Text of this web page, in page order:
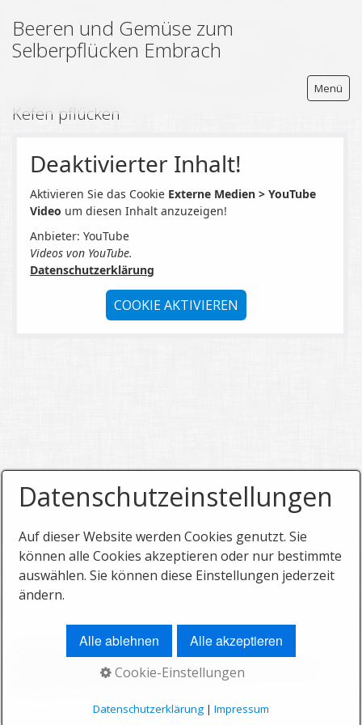
Beeren und Gemüse zum
Selberpflücken Embrach
Menü
beeren.ch
Zum Selberpflücken
Wie pflücke ich Beeren und Gemüse ?
Erdbeeren
Himbeeren
Johannisbeeren pflücken
Rorter Schnittmangold
Zwiebel
Basilikum
Kräuter
Rondini
Zuccetti schneiden
Gurken schneiden
Kefen pflücken
Zucchini mit Büte
Kefen pflücken
Deaktivierter Inhalt!
Aktivieren Sie das Cookie Externe Medien > YouTube
Video um diesen Inhalt anzuzeigen!
Anbieter: YouTube
Videos von YouTube.
Datenschutzerklärung
COOKIE AKTIVIEREN
Kontakt
Impressum
© 2026 Beeren und Gemüse zum Selberpflücken Embrach -
Datenschutzeinstellungen
Auf dieser Website werden Cookies genutzt. Sie
können alle Cookies akzeptieren oder nur bestimmte
auswählen. Sie können diese Einstellungen jederzeit
ändern.
Alle ablehnen Alle akzeptieren
Cookie-Einstellungen
Datenschutzerklärung| Impressum